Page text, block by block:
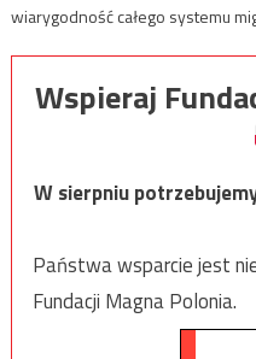
wiarygodność całego systemu
Wspieraj
W sierpniu
Państwa wsparcie jest
Fundacji Magna Polonia.